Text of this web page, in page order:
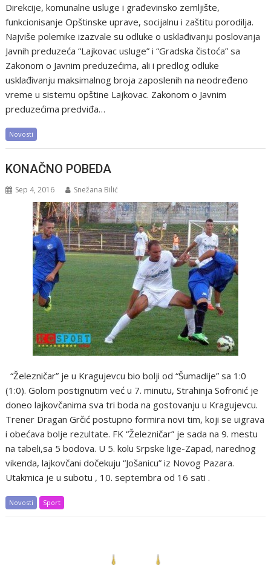
Direkcije, komunalne usluge i građevinsko zemljište,
funkcionisanje Opštinske uprave, socijalnu i zaštitu porodilja.
Najviše polemike izazvale su odluke o usklađivanju poslovanja
Javnih preduzeća “Lajkovac usluge” i “Gradska čistoća” sa
Zakonom o Javnim preduzećima, ali i predlog odluke
usklađivanju maksimalnog broja zaposlenih na neodređeno
vreme u sistemu opštine Lajkovac. Zakonom o Javnim
preduzećima predviđa…
Novosti
KONAČNO POBEDA
Sep 4, 2016 Snežana Bilić
“Železničar” je u Kragujevcu bio bolji od “Šumadije” sa 1:0
(1:0). Golom postignutim već u 7. minutu, Strahinja Sofronić je
doneo lajkovčanima sva tri boda na gostovanju u Kragujevcu.
Trener Dragan Grčić postupno formira novi tim, koji se uigrava
i obećava bolje rezultate. FK “Železničar” je sada na 9. mestu
na tabeli,sa 5 bodova. U 5. kolu Srpske lige-Zapad, narednog
vikenda, lajkovčani dočekuju “Jošanicu” iz Novog Pazara.
Utakmica je u subotu , 10. septembra od 16 sati .
Novosti Sport